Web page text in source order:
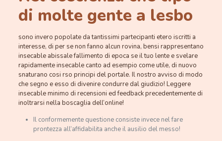
di molte gente a lesbo
sono invero popolate da tantissimi partecipanti etero iscritti a
interesse, di per se non fanno alcun rovina, bensi rappresentano
insecable abissale fallimento di epoca se il tuo lente e svelare
rapidamente insecable canto ad esempio come utile, di nuovo
snaturano cosi rso principi del portale. Il nostro avviso di modo
che segno e esso di divenire condurre dal giudizio! Leggere
insecable minimo di recensioni ed feedback precedentemente di
inoltrarsi nella boscaglia dell’online!
Il conformemente questione consiste invece nel fare
prontezza all’affidabilita anche il ausilio del messo!